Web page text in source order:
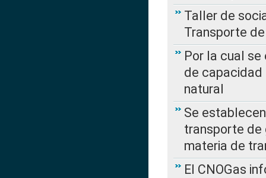
Taller de
Transporte
Por la cual
de capacidad
natural
Se
transporte de
materia de
El CNOGas